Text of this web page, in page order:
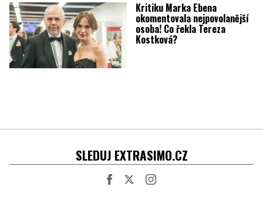
Kritiku Marka Ebena
okomentovala nejpovolanější
osoba! Co řekla Tereza
Kostková?
SLEDUJ EXTRASIMO.CZ